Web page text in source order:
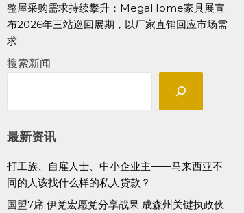
整屋采购需求持续攀升：MegaHome家具展宣
布2026年三站巡回展期，以厂家直销回应市场需
求
搜索新闻
最新资讯
打工族、自雇人士、中小企业主——马来西亚不
同的人该找什么样的私人贷款？
国盟7席 伊党宏愿党分享战果 成森州关键执政伙